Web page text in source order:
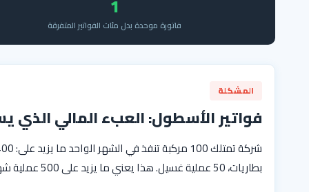
1
فاتورة موحدة بدل مئات الفواتير المتفرقة
المشكلة
فواتير الأسطول: العبء المالي
بطاريات، 50 عملية غسيل. هذا يعني ما يزيد على 500 عملية شهرية — كل واحدة منها فاتورة مستقلة من مورد مستقل.